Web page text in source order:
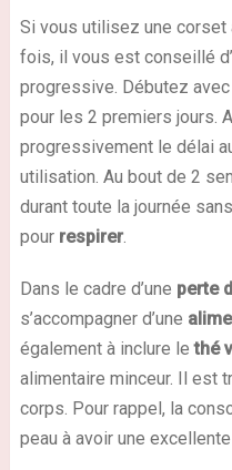
Si vous utilisez une corset
fois, il vous est conseillé
progressive. Débutez avec
pour les 2 premiers jours.
progressivement le délai
utilisation. Au bout de 2
durant toute la journée
pour respirer.
Dans le cadre d’une perte
s’accompagner d’une
également à inclure lethé
alimentaire minceur. Il est
corps. Pour rappel, la
peau à avoir une excellente